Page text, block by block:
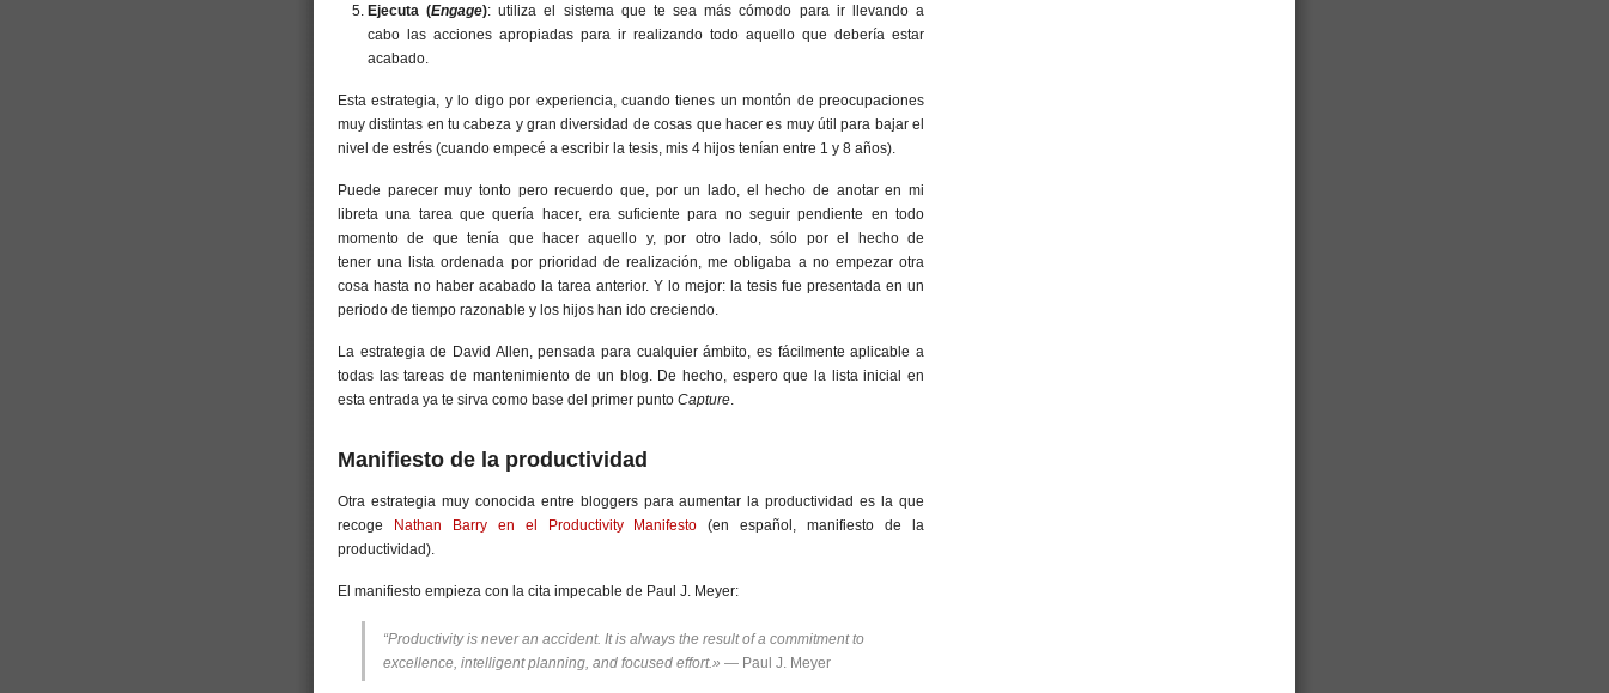
Ejecuta (Engage): utiliza el sistema que te sea más cómodo para ir llevando a
cabo las acciones apropiadas para ir realizando todo aquello que debería estar
acabado.
Esta estrategia, y lo digo por experiencia, cuando tienes un montón de preocupaciones
muy distintas en tu cabeza y gran diversidad de cosas que hacer es muy útil para bajar el
nivel de estrés (cuando empecé a escribir la tesis, mis 4 hijos tenían entre 1 y 8 años).
Puede parecer muy tonto pero recuerdo que, por un lado, el hecho de anotar en mi
libreta una tarea que quería hacer, era suficiente para no seguir pendiente en todo
momento de que tenía que hacer aquello y, por otro lado, sólo por el hecho de
tener una lista ordenada por prioridad de realización, me obligaba a no empezar otra
cosa hasta no haber acabado la tarea anterior. Y lo mejor: la tesis fue presentada en un
periodo de tiempo razonable y los hijos han ido creciendo.
La estrategia de David Allen, pensada para cualquier ámbito, es fácilmente aplicable a
todas las tareas de mantenimiento de un blog. De hecho, espero que la lista inicial en
esta entrada ya te sirva como base del primer punto Capture.
Manifiesto de la productividad
Otra estrategia muy conocida entre bloggers para aumentar la productividad es la que
recoge Nathan Barry en el Productivity Manifesto (en español, manifiesto de la
productividad).
El manifiesto empieza con la cita impecable de Paul J. Meyer:
“Productivity is never an accident. It is always the result of a commitment to
excellence, intelligent planning, and focused effort.» — Paul J. Meyer